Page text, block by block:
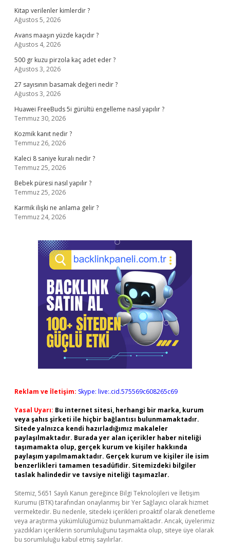
Kitap verilenler kimlerdir ?
Ağustos 5, 2026
Avans maaşın yüzde kaçıdır ?
Ağustos 4, 2026
500 gr kuzu pirzola kaç adet eder ?
Ağustos 3, 2026
27 sayısının basamak değeri nedir ?
Ağustos 3, 2026
Huawei FreeBuds 5i gürültü engelleme nasıl yapılır ?
Temmuz 30, 2026
Kozmik kanıt nedir ?
Temmuz 26, 2026
Kaleci 8 saniye kuralı nedir ?
Temmuz 25, 2026
Bebek püresi nasıl yapılır ?
Temmuz 25, 2026
Karmik ilişki ne anlama gelir ?
Temmuz 24, 2026
Reklam ve İletişim: Skype: live:.cid.575569c608265c69
Yasal Uyarı: Bu internet sitesi, herhangi bir marka, kurum
veya şahıs şirketi ile hiçbir bağlantısı bulunmamaktadır.
Sitede yalnızca kendi hazırladığımız makaleler
paylaşılmaktadır. Burada yer alan içerikler haber niteliği
taşımamakta olup, gerçek kurum ve kişiler hakkında
paylaşım yapılmamaktadır. Gerçek kurum ve kişiler ile isim
benzerlikleri tamamen tesadüfidir. Sitemizdeki bilgiler
taslak halindedir ve tavsiye niteliği taşımazlar.
Sitemiz, 5651 Sayılı Kanun gereğince Bilgi Teknolojileri ve İletişim
Kurumu (BTK) tarafından onaylanmış bir Yer Sağlayıcı olarak hizmet
vermektedir. Bu nedenle, sitedeki içerikleri proaktif olarak denetleme
veya araştırma yükümlülüğümüz bulunmamaktadır. Ancak, üyelerimiz
yazdıkları içeriklerin sorumluluğunu taşımakta olup, siteye üye olarak
bu sorumluluğu kabul etmiş sayılırlar.